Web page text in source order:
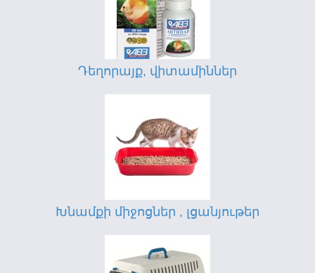
Դեղորայք, վիտամիններ
Խնամքի միջոցներ , լցանյութեր